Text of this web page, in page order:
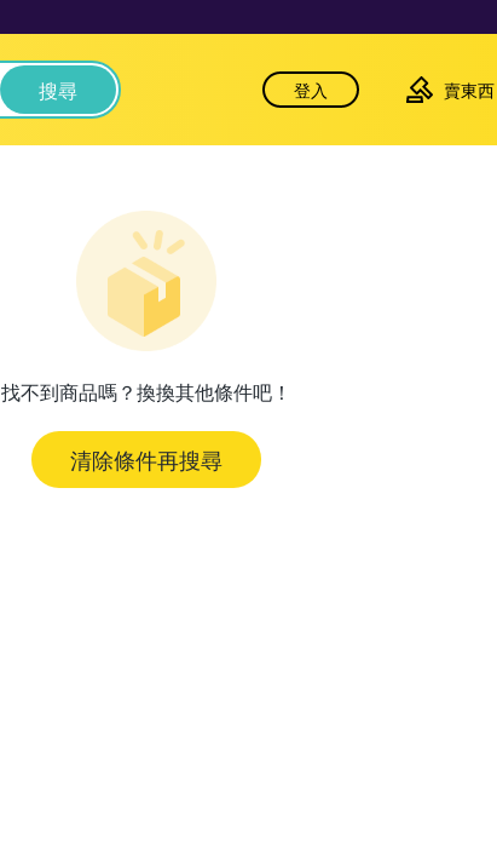
搜尋 登入 賣東西
找不到商品嗎？換換其他條件吧！
清除條件再搜尋